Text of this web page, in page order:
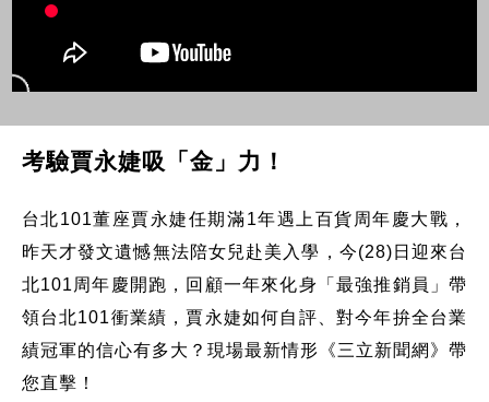
考驗賈永婕吸「金」力！
台北101董座賈永婕任期滿1年遇上百貨周年慶大戰，
昨天才發文遺憾無法陪女兒赴美入學，今(28)日迎來台
北101周年慶開跑，回顧一年來化身「最強推銷員」帶
領台北101衝業績，賈永婕如何自評、對今年拚全台業
績冠軍的信心有多大？現場最新情形《三立新聞網》帶
您直擊！